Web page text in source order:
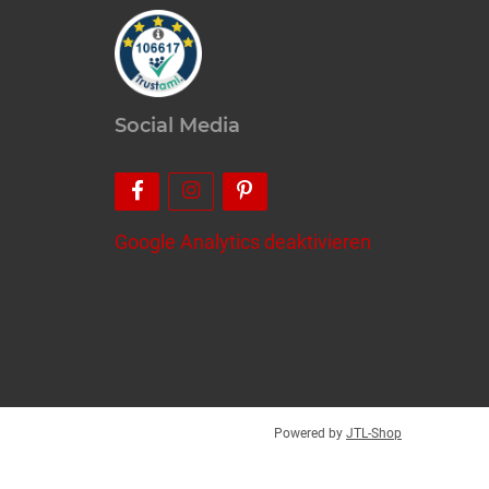
Social Media
Google Analytics deaktivieren
Powered by JTL-Shop